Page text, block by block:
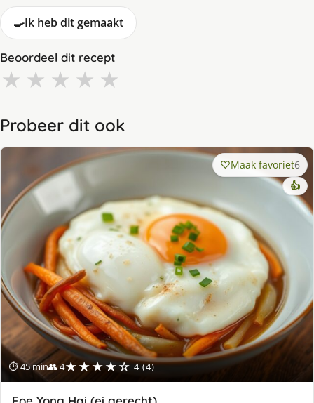
🍳Ik heb dit gemaakt
Beoordeel dit recept
★ ★ ★ ★ ★
Probeer dit ook
⏱ 45 min👥 4★★★★☆ 4 (4)
Maak favoriet6
👍